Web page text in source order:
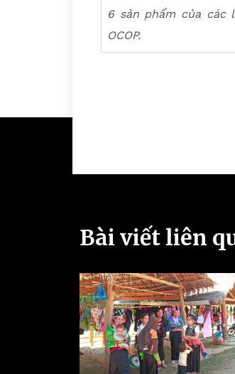
6 sản phẩm của các
OCOP.
Bài viết liên